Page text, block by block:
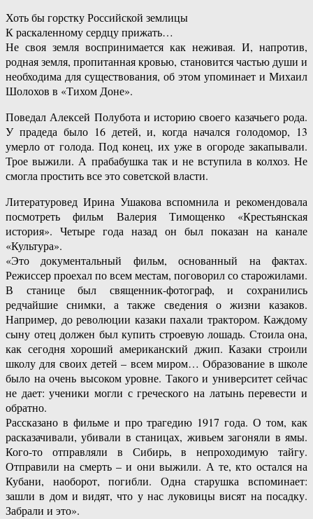
Хоть бы горстку Российской землицы
К раскаленному сердцу прижать…
Не своя земля воспринимается как неживая. И, напротив,
родная земля, пропитанная кровью, становится частью души и
необходима для существования, об этом упоминает и Михаил
Шолохов в «Тихом Доне».
Поведал Алексей Полубота и историю своего казачьего рода.
У прадеда было 16 детей, и, когда начался голодомор, 13
умерло от голода. Под конец, их уже в огороде закапывали.
Трое выжили. А прабабушка так и не вступила в колхоз. Не
смогла простить все это советской власти.
Литературовед Ирина Ушакова вспомнила и рекомендовала
посмотреть фильм Валерия Тимощенко «Крестьянская
история». Четыре года назад он был показан на канале
«Культура».
«Это документальный фильм, основанный на фактах.
Режиссер проехал по всем местам, поговорил со старожилами.
В станице был священник-фотограф, и сохранились
редчайшие снимки, а также сведения о жизни казаков.
Например, до революции казаки пахали трактором. Каждому
сыну отец должен был купить строевую лошадь. Стоила она,
как сегодня хороший американский джип. Казаки строили
школу для своих детей – всем миром… Образование в школе
было на очень высоком уровне. Такого и университет сейчас
не дает: ученики могли с греческого на латынь перевести и
обратно.
Рассказано в фильме и про трагедию 1917 года. О том, как
расказачивали, убивали в станицах, живьем загоняли в ямы.
Кого-то отправляли в Сибирь, в непроходимую тайгу.
Отправили на смерть – и они выжили. А те, кто остался на
Кубани, наоборот, погибли. Одна старушка вспоминает:
зашли в дом и видят, что у нас луковицы висят на посадку.
Забрали и это».